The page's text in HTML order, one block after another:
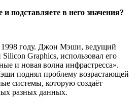
подставляете в него значения?
1998 году. Джон Мэши, ведущий
Graphics, использовал его
и новая волна инфрастресса».
поднял проблему возрастающей
системы, которую создаёт
разных данных.